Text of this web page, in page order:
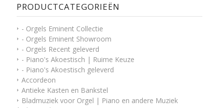
PRODUCTCATEGORIEËN
- Orgels Eminent Collectie
- Orgels Eminent Showroom
- Orgels Recent geleverd
- Piano's Akoestisch | Ruime Keuze
- Piano's Akoestisch geleverd
Accordeon
Antieke Kasten en Bankstel
Bladmuziek voor Orgel | Piano en andere Muziek